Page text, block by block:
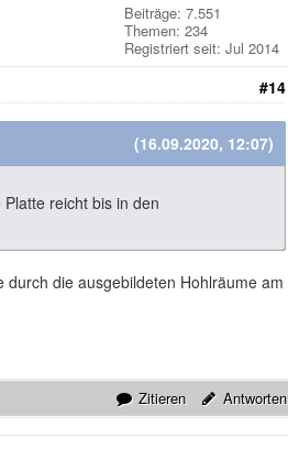
Beiträge: 7.551
Themen: 234
Registriert seit: Jul 2014
#14
(16.09.2020, 12:07)
reicht bis in den
die ausgebildeten Hohlräume am
Zitieren Antworten